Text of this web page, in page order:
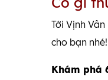
Tới Vịnh
cho bạn nhé!
Khám phá